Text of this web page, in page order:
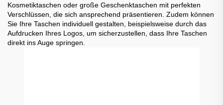
Kosmetiktaschen oder große Geschenktaschen mit perfekten
Verschlüssen, die sich ansprechend präsentieren. Zudem können
Sie Ihre Taschen individuell gestalten, beispielsweise durch das
Aufdrucken Ihres Logos, um sicherzustellen, dass Ihre Taschen
direkt ins Auge springen.